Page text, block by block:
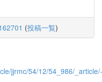
(投稿一覧)
jjrmc/54/12/54_986/_article/-